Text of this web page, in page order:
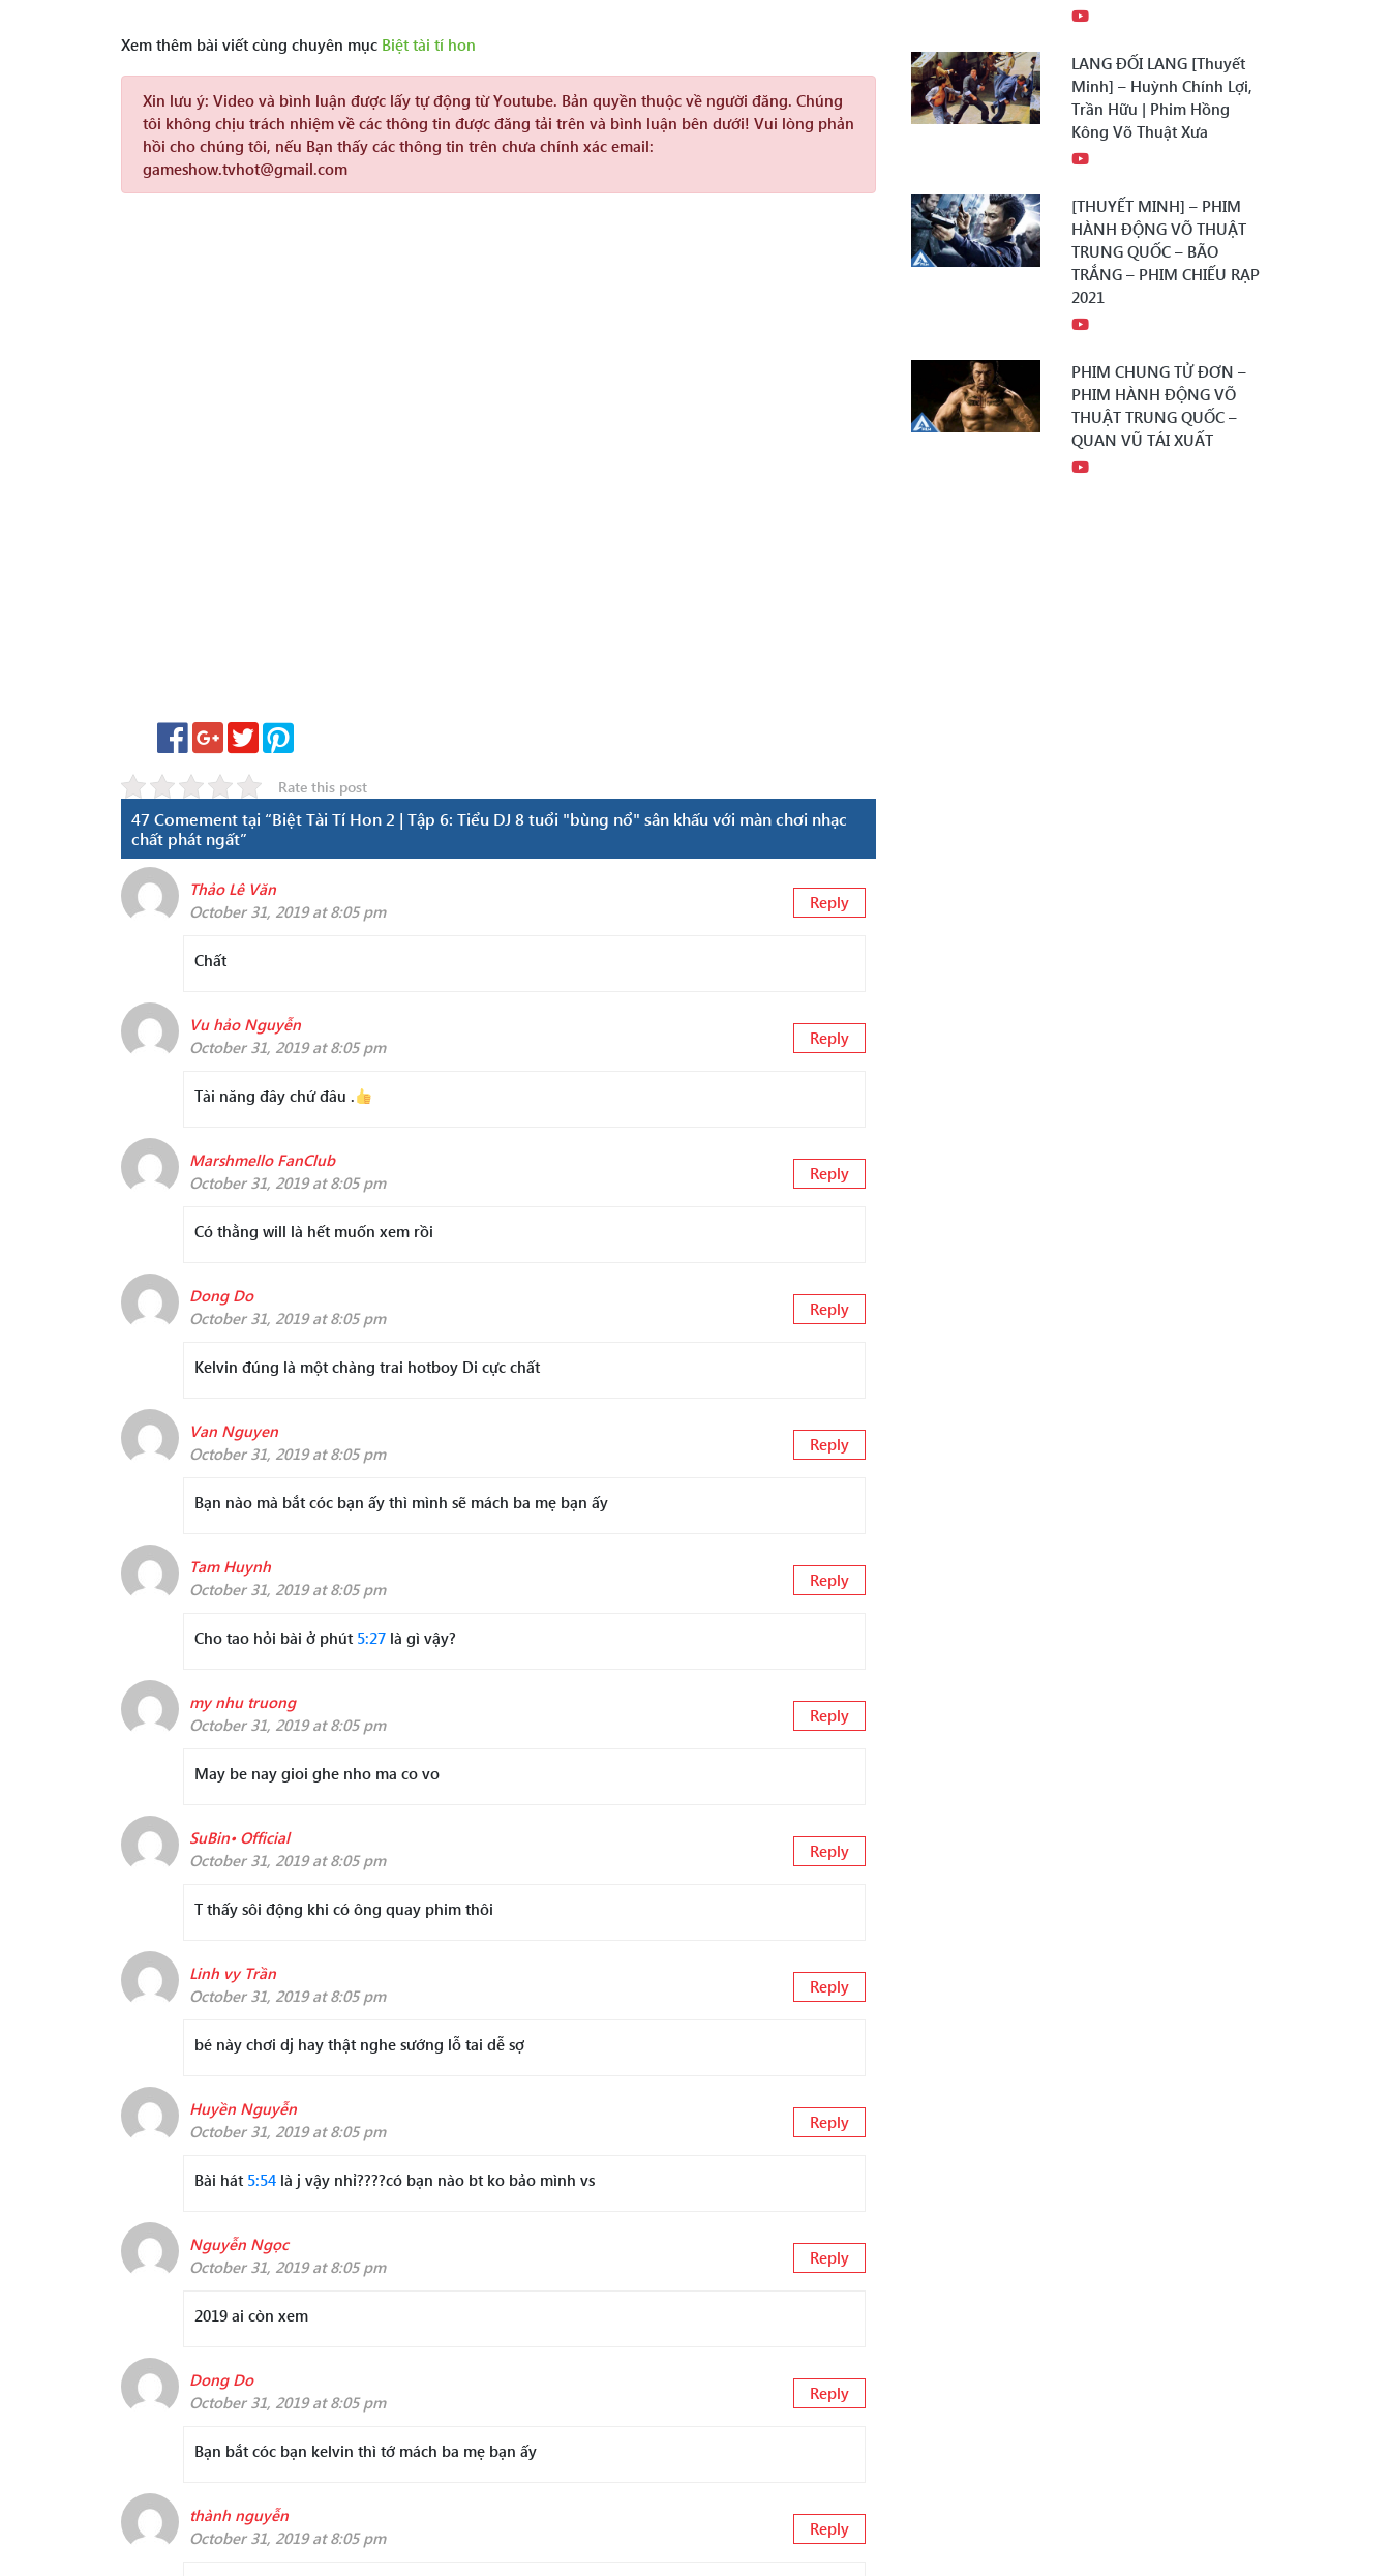
Xem thêm bài viết cùng chuyên mục Biệt tài tí hon
Xin lưu ý: Video và bình luận được lấy tự động từ Youtube. Bản quyền thuộc về người đăng. Chúng
tôi không chịu trách nhiệm về các thông tin được đăng tải trên và bình luận bên dưới! Vui lòng phản
hồi cho chúng tôi, nếu Bạn thấy các thông tin trên chưa chính xác email:
gameshow.tvhot@gmail.com
Rate this post
47 Comement tại “Biệt Tài Tí Hon 2 | Tập 6: Tiểu DJ 8 tuổi "bùng nổ" sân khấu với màn chơi nhạc
chất phát ngất”
Thảo Lê Văn
October 31, 2019 at 8:05 pm
Reply
Chất
Vu hảo Nguyễn
October 31, 2019 at 8:05 pm
Reply
Tài năng đây chứ đâu .
Marshmello FanClub
October 31, 2019 at 8:05 pm
Reply
Có thằng will là hết muốn xem rồi
Dong Do
October 31, 2019 at 8:05 pm
Reply
Kelvin đúng là một chàng trai hotboy Di cực chất
Van Nguyen
October 31, 2019 at 8:05 pm
Reply
Bạn nào mà bắt cóc bạn ấy thì mình sẽ mách ba mẹ bạn ấy
Tam Huynh
October 31, 2019 at 8:05 pm
Reply
Cho tao hỏi bài ở phút 5:27 là gì vậy?
my nhu truong
October 31, 2019 at 8:05 pm
Reply
May be nay gioi ghe nho ma co vo
SuBin• Official
October 31, 2019 at 8:05 pm
Reply
T thấy sôi động khi có ông quay phim thôi
Linh vy Trần
October 31, 2019 at 8:05 pm
Reply
bé này chơi dj hay thật nghe sướng lỗ tai dễ sợ
Huyền Nguyễn
October 31, 2019 at 8:05 pm
Reply
Bài hát 5:54 là j vậy nhỉ????có bạn nào bt ko bảo mình vs
Nguyễn Ngọc
October 31, 2019 at 8:05 pm
Reply
2019 ai còn xem
Dong Do
October 31, 2019 at 8:05 pm
Reply
Bạn bắt cóc bạn kelvin thì tớ mách ba mẹ bạn ấy
thành nguyễn
October 31, 2019 at 8:05 pm
Reply
LANG ĐỐI LANG [Thuyết
Minh] – Huỳnh Chính Lợi,
Trần Hữu | Phim Hồng
Kông Võ Thuật Xưa
[THUYẾT MINH] – PHIM
HÀNH ĐỘNG VÕ THUẬT
TRUNG QUỐC – BÃO
TRẮNG – PHIM CHIẾU RẠP
2021
PHIM CHUNG TỬ ĐƠN –
PHIM HÀNH ĐỘNG VÕ
THUẬT TRUNG QUỐC –
QUAN VŨ TÁI XUẤT